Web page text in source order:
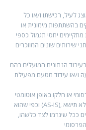
לעיל, רכישתו ו/או כל
בהשתתפות מימונית או
יחסי תגמול כספי
שירותים שונים המוזכרים
הנתונים המועלים בהם
ו/או עידוד מטעם מפעילת
או חלקו באופן אוטומטי
וכפי שהוא (AS-IS), מבלי לבדוק את אמיתותו ו/או דיוקו. מפעילת האתר לא תישא
ככל שיגרמו לצד כלשהו,